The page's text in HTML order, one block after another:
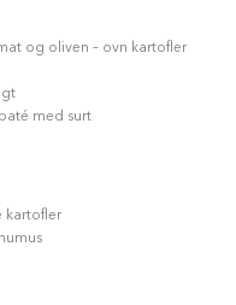
og oliven – ovn kartofler
med surt
kartofler